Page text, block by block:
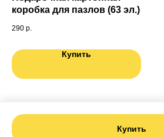
Купить
коробка для пазлов (63 эл.)
290 р.
Купить